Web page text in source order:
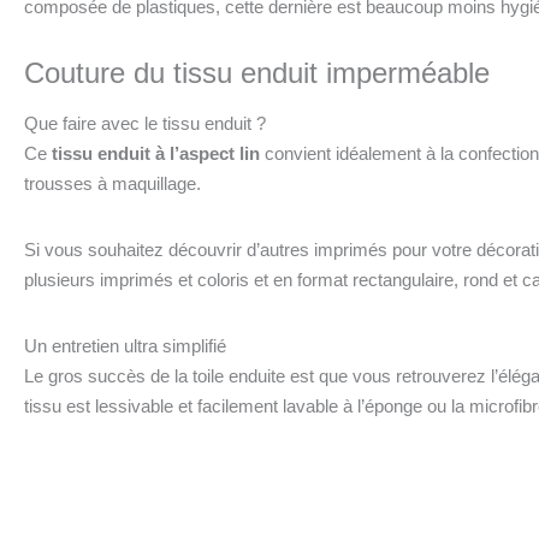
composée de plastiques, cette dernière est beaucoup moins
Couture du tissu enduit imperméable
Que faire avec le tissu enduit ?
Ce tissu enduit à l’aspect lin convient idéalement à la
trousses à maquillage.
Si vous souhaitez découvrir d’autres imprimés pour votre
plusieurs imprimés et coloris et en format rectangulaire, rond et
Un entretien ultra simplifié
Le gros succès de la toile enduite est que vous retrouverez
tissu est lessivable et facilement lavable à l’éponge ou la